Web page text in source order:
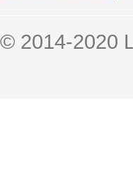
© 2014-2020